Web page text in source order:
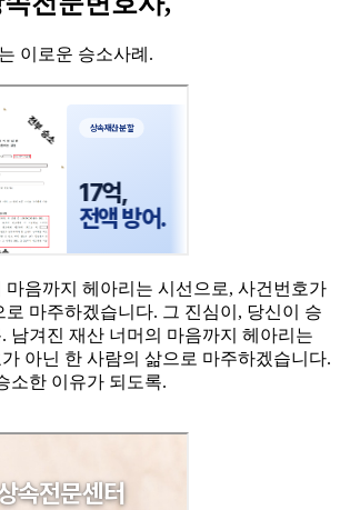
이로운 승소사례 .
음까지 헤아리는 시선으로, 사건번호가
로 마주하겠습니다. 그 진심이, 당신이 승
남겨진 재산 너머의 마음까지 헤아리는
아닌 한 사람의 삶으로 마주하겠습니다.
소한 이유가 되도록.